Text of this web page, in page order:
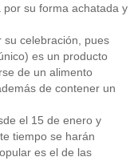
su forma achatada y
su celebración, pues
es un producto
de un alimento
de contener un
el 15 de enero y
tiempo se harán
es el de las